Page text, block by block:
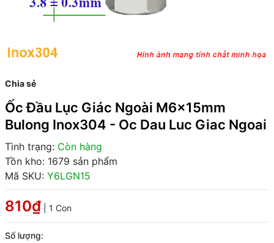
Chia sẻ
Ốc Đầu Lục Giác Ngoài M6x15mm
Bulong Inox304 - Oc Dau Luc Giac Ngoai
Tình trạng: Còn hàng
Tồn kho: 1679 sản phẩm
Mã SKU: Y6LGN15
810₫ | 1 Con
Số lượng: